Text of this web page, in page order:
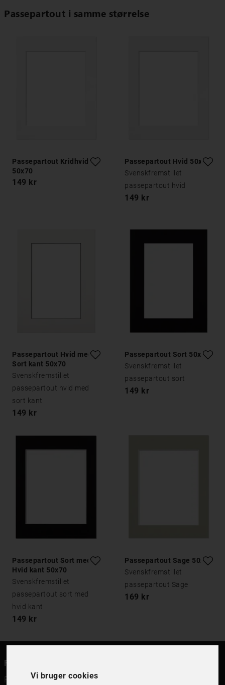
Vi bruger cookies
Passepartout i samme størrelse
Passepartout Kridhvid
50x70
149 kr
Passepartout Hvid 50x70
Svenskfremstillet
passepartout hvid
149 kr
Passepartout Hvid med
Sort kant 50x70
Svenskfremstillet
passepartout hvid med
sort kant
149 kr
Passepartout Sort 50x70
Svenskfremstillet
passepartout sort
149 kr
Passepartout Sort med
Hvid kant 50x70
Svenskfremstillet
passepartout sort med
hvid kant
149 kr
Passepartout Sage 50x70
Svenskfremstillet
passepartout Sage
169 kr
FRAME IT
FRAME IT er en moderne rammebutik for billedrammer,